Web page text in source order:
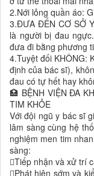
2.Nới lỏng quần áo:
3.ĐƯA ĐẾN CƠ SỞ
là người bị đau
đưa đi bằng phương
4.Tuyệt đối KHÔNG:
định của bác sĩ),
đau có tự hết hay
🏥 BỆNH VIỆN ĐA
TIM KHỎE
Với đội ngũ y bác sĩ
lâm sàng cùng hệ
nghiệm men tim
sàng:
Tiếp nhận và xử trí
Phát hiện sớm và